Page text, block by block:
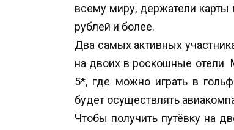
всему миру, держатели карты
рублей и более.
Два самых активных
на двоих в роскошные отели
5*, где можно играть в
будет осуществлять
Чтобы получить путёвку на